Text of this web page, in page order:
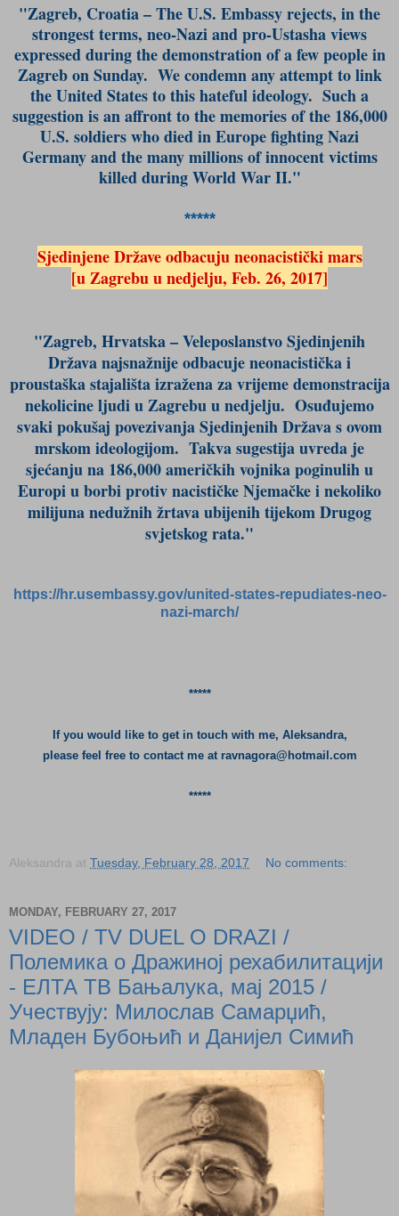
"Zagreb, Croatia – The U.S. Embassy rejects, in the
strongest terms, neo-Nazi and pro-Ustasha views
expressed during the demonstration of a few people in
Zagreb on Sunday. We condemn any attempt to link
the United States to this hateful ideology. Such a
suggestion is an affront to the memories of the 186,000
U.S. soldiers who died in Europe fighting Nazi
Germany and the many millions of innocent victims
killed during World War II."
*****
Sjedinjene Države odbacuju neonacistički mars
[u Zagrebu u nedjelju, Feb. 26, 2017]
"Zagreb, Hrvatska – Veleposlanstvo Sjedinjenih
Država najsnažnije odbacuje neonacistička i
proustaška stajališta izražena za vrijeme demonstracija
nekolicine ljudi u Zagrebu u nedjelju. Osuđujemo
svaki pokušaj povezivanja Sjedinjenih Država s ovom
mrskom ideologijom. Takva sugestija uvreda je
sjećanju na 186,000 američkih vojnika poginulih u
Europi u borbi protiv nacističke Njemačke i nekoliko
milijuna nedužnih žrtava ubijenih tijekom Drugog
svjetskog rata."
https://hr.usembassy.gov/united-states-repudiates-neo-
nazi-march/
*****
If you would like to get in touch with me, Aleksandra,
please feel free to contact me at ravnagora@hotmail.com
*****
Aleksandra at Tuesday, February 28, 2017 No comments:
MONDAY, FEBRUARY 27, 2017
VIDEO / TV DUEL O DRAZI /
Полемика о Дражиној рехабилитацији
- ЕЛТА ТВ Бањалука, мај 2015 /
Учествују: Милослав Самарџић,
Младен Бубоњић и Данијел Симић